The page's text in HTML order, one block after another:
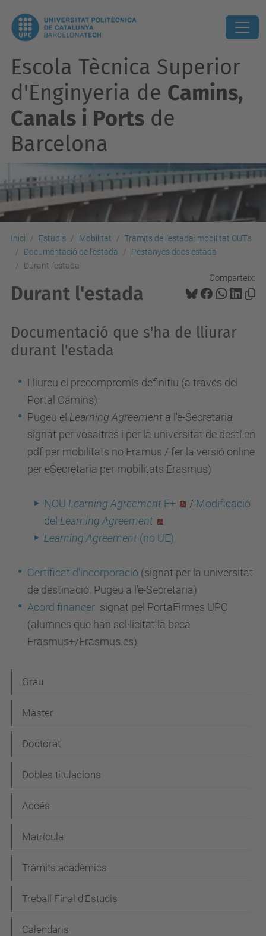
Escola Tècnica Superior
d'Enginyeria de Camins,
Canals i Ports de
Barcelona
Inici Estudis Mobilitat
Tràmits de l'estada: mobilitat OUT's
Documentació de l'estada
Pestanyes docs estada
Durant l'estada
Comparteix:
Durant l'estada
Documentació que s'ha de lliurar
durant l'estada
Lliureu el precompromís definitiu (a través del
Portal Camins)
Pugeu el Learning Agreement a l'e-Secretaria
signat per vosaltres i per la universitat de destí en
pdf per mobilitats no Eramus / fer la versió online
per eSecretaria per mobilitats Erasmus)
NOU Learning Agreement E+ / Modificació
del Learning Agreement
Learning Agreement (no UE)
Certificat d'incorporació (signat per la universitat
de destinació. Pugeu a l'e-Secretaria)
Acord financer signat pel PortaFirmes UPC
(alumnes que han sol·licitat la beca
Erasmus+/Erasmus.es)
a
v
g
a
i
ó
Grau
Màster
Doctorat
Dobles titulacions
Accés
Matrícula
Tràmits acadèmics
Treball Final d'Estudis
Calendaris